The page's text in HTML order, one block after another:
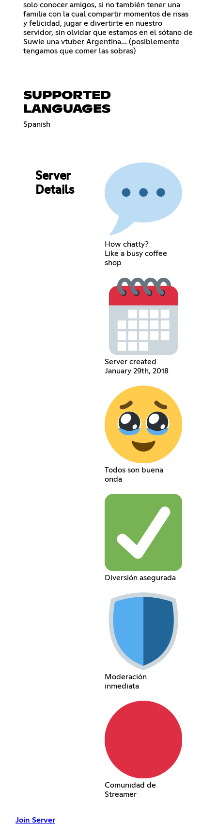
solo conocer amigos, si no también tener una
familia con la cual compartir momentos de risas
y felicidad, jugar e divertirte en nuestro
servidor, sin olvidar que estamos en el sótano de
Suwie una vtuber Argentina... (posiblemente
tengamos que comer las sobras)
SUPPORTED
LANGUAGES
Spanish
Server
Details
How chatty?
Like a busy coffee
shop
Server created
January 29th, 2018
Todos son buena
onda
Diversión asegurada
Moderación
inmediata
Comunidad de
Streamer
Join Server